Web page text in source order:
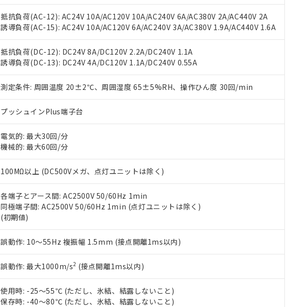
抵抗負荷(AC-12): AC24V 10A/AC120V 10A/AC240V 6A/AC380V 2A/AC440V 2A
誘導負荷(AC-15): AC24V 10A/AC120V 6A/AC240V 3A/AC380V 1.9A/AC440V 1.6A
抵抗負荷(DC-12): DC24V 8A/DC120V 2.2A/DC240V 1.1A
誘導負荷(DC-13): DC24V 4A/DC120V 1.1A/DC240V 0.55A
測定条件: 周囲温度 20±2℃、周囲湿度 65±5%RH、操作ひん度 30回/min
プッシュインPlus端子台
電気的: 最大30回/分
機械的: 最大60回/分
100MΩ以上 (DC500Vメガ、点灯ユニットは除く)
各端子とアース間: AC2500V 50/60Hz 1min
同極端子間: AC2500V 50/60Hz 1min (点灯ユニットは除く)
(初期値)
誤動作: 10～55Hz 複振幅 1.5mm (接点開離1ms以内)
誤動作: 最大1000m/s2 (接点開離1ms以内)
使用時: -25～55℃ (ただし、氷結、結露しないこと)
保存時: -40～80℃ (ただし、氷結、結露しないこと)
正式な納期状況および標準価格はお客様のお取引先、またはお客様担当のオ
当社販売員にご相談ください。
オムロン制御機器販売店や当社販売拠点は「販売ネットワーク
」をご確認
在庫状況および標準価格結果を当社の事前の承諾なく第三者に漏洩または開
す。
マイパーツ機能（部品リスト作成サービス）をご利用いただくには、I-Webメ
ている必要があります。
が、当社の製品・サービスに関するお客様との取引・商談に必要な範囲で利
さい。
※当社の共同利用者とは、
いる法人を指します。
※2 対応予定月
部品在庫の切り替え状況などにより、予定月が前後することがあります。
※3 非含有証明書ダウンロード
EU RoHS指令（10物質）の非含有証明書
51物質の非含有証明書（当社基準）
※本証明書は発行日時点で非含有を証明するもので、過去に遡って非含有を証明す
また、RoHS指令のフタル酸エステル類４物質の対応では、対応完了までの期間
混在することから備考欄に対応日を記載しておりました。
既に当社にて対応品への在庫切替を完了していることから、特段のことがない限
※2 環境保護使用期限
「ｅ」：有害物質（10物質）のすべてが基準値以下であることを示します。
「10」：通常の使用状況下において有害物質が外部に漏えいし、環境に深刻な影響
味します。
「－」：未確認です。当社販売部門へお問い合わせください。
置等に一切使用いたしません。
当社は、貴社製品を第三者に販売する場合は、上記1、2および3の内容を当該
また当社は、販売先および販売に係わる関係者が違法に輸出するおそれがあ
たしません。
△ 一定数には満たないが在庫あり
－
在庫なし(最新の在庫状況については、お客様のお取引先、またはお客様
機器販売店・当社販売員にご確認ください)
空
白
受注生産機種、また在庫状況の情報を公開していない機種